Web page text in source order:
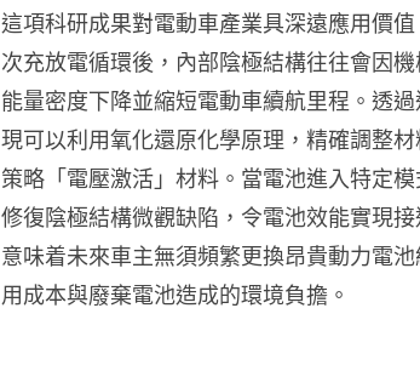
這項科研成果對電動車產業具深遠應用價
次充放電循環後，內部陰極結構往往會因
能量密度下降並縮短電動車續航里程。透
現可以利用氧化還原化學原理，精確調整
策略「電壓激活」材料。當電池進入特定
修復陰極結構微觀缺陷，令電池效能實現
意味着未來車主無須頻繁更換昂貴動力電
用成本與廢棄電池造成的環境負擔。